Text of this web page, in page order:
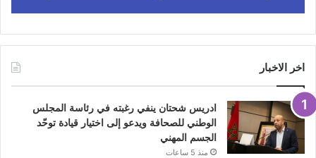
اخر الاخبار
ادريس شحتان ينفي رغبته في رئاسة المجلس
الوطني للصحافة ويدعو إلى اختيار قيادة توحّد
الجسم المهني
منذ 5 ساعات